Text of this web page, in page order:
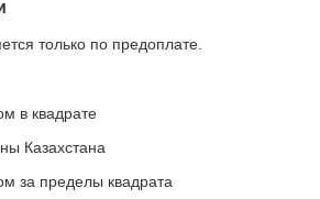
только по предоплате.
в квадрате
Казахстана
за пределы квадрата